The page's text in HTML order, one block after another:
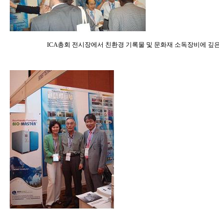
ICA총회 전시장에서 친환경 기록물 및 문화재 소독장비에